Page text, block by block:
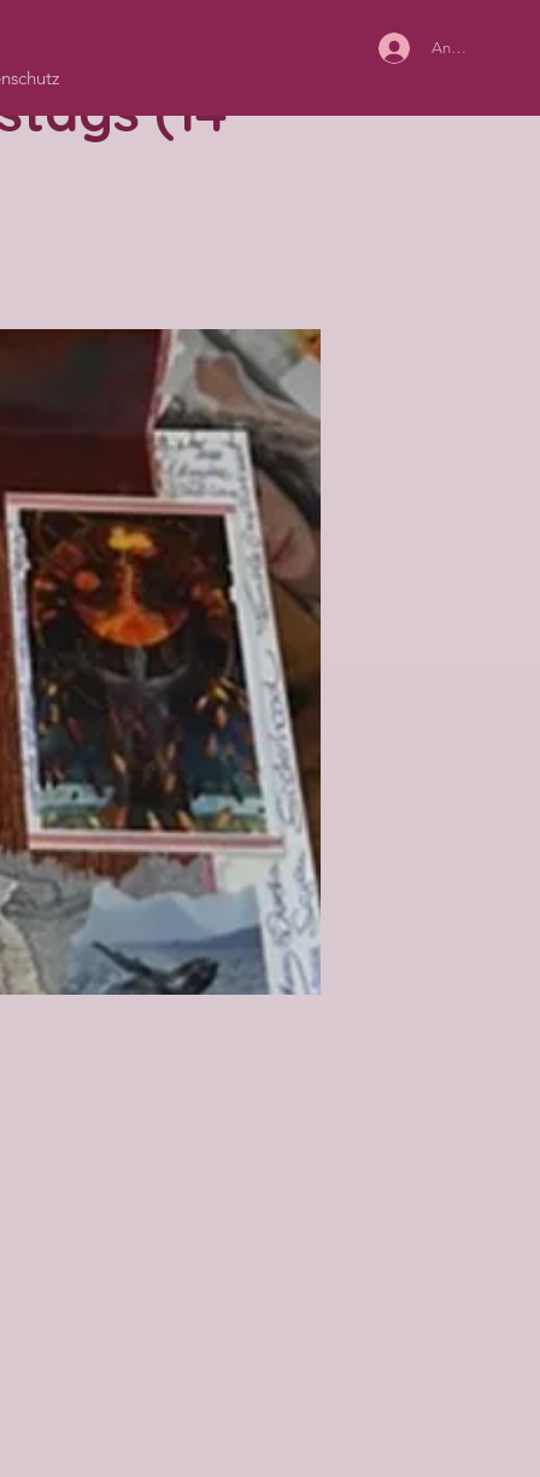
Anmelden
(14